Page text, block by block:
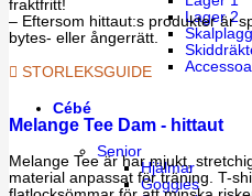
Lager 2
Skalplagg
Cébé
Senior
Hjälmar
Goggles
fraktfritt!
– Eftersom hittaut:s produkter är
bytes- eller ångerrätt.
STORLEKSGUIDE
Melange Tee Dam - hittaut
Melange Tee är har mjukt,
material anpassat för träning. T-